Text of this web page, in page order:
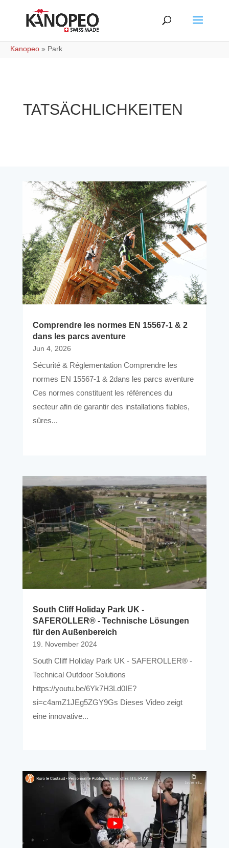
Kanopeo » Park
TATSÄCHLICHKEITEN
Comprendre les normes EN 15567-1 & 2
dans les parcs aventure
Jun 4, 2026
Sécurité & Réglementation Comprendre les
normes EN 15567-1 & 2dans les parcs aventure
Ces normes constituent les références du
secteur afin de garantir des installations fiables,
sûres...
South Cliff Holiday Park UK -
SAFEROLLER® - Technische Lösungen
für den Außenbereich
19. November 2024
South Cliff Holiday Park UK - SAFEROLLER® -
Technical Outdoor Solutions
https://youtu.be/6Yk7H3Ld0IE?
si=c4amZ1JEg5ZGY9Gs Dieses Video zeigt
eine innovative...